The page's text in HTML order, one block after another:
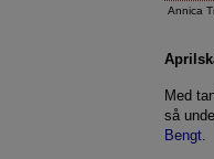
Annica
Med
så
Bengt.